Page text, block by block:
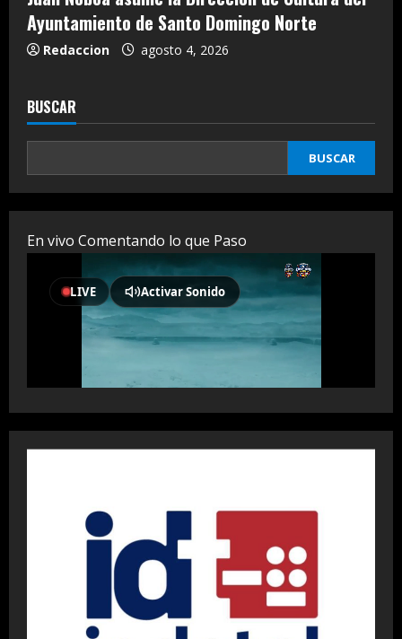
Ayuntamiento de Santo Domingo Norte
Redaccion agosto 4, 2026
BUSCAR
BUSCAR
En vivo Comentando lo que Paso